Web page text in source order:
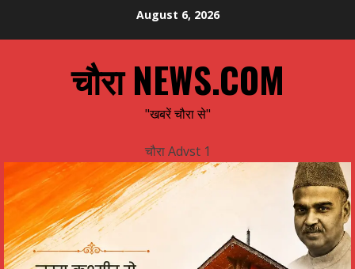
August 6, 2026
चौरा NEWS.COM
"खबरें चौरा से"
चौरा Advst 1